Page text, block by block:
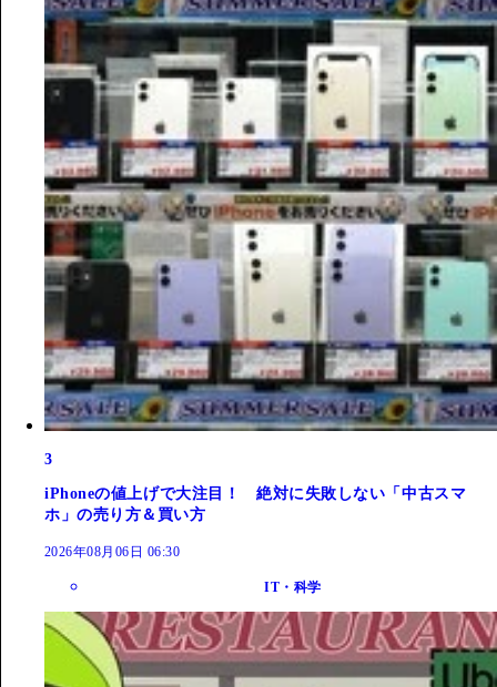
3
iPhoneの値上げで大注目！ 絶対に失敗しない「中古スマ
ホ」の売り方＆買い方
2026年08月06日 06:30
IT・科学